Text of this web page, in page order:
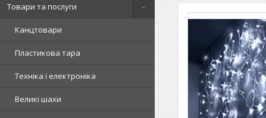
Товари та послуги
Канцтовари
Пластикова тара
Техніка і електроніка
Великі шахи